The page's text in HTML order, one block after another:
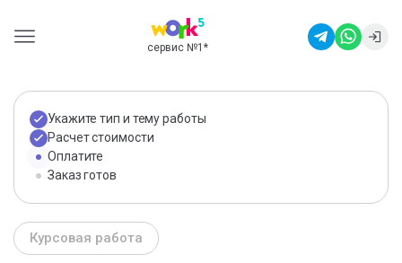
сервис №1 *
Укажите тип и тему работы
Расчет стоимости
Оплатите
Заказ готов
Курсовая работа